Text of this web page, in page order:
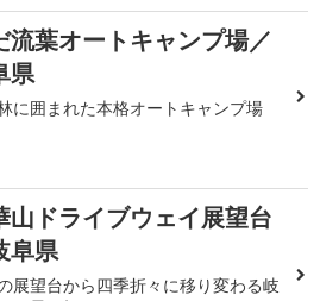
流葉オートキャンプ場／
県
に囲まれた本格オートキャンプ場
山ドライブウェイ展望台
阜県
展望台から四季折々に移り変わる岐